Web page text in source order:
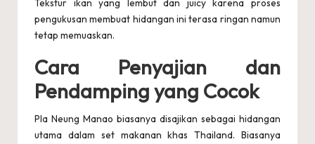
Tekstur ikan yang lembut dan juicy karena proses
pengukusan membuat hidangan ini terasa ringan namun
tetap memuaskan.
Cara Penyajian dan
Pendamping yang Cocok
Pla Neung Manao biasanya disajikan sebagai hidangan
utama dalam set makanan khas Thailand. Biasanya